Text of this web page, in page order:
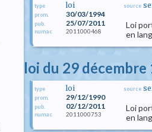
type loi
prom. 30/03/1994
pub. 25/07/2011
numac 2011000468
source
Loi
en
loi du 29 décembre
type loi
prom. 29/12/1990
pub. 02/12/2011
numac 2011000753
source
Loi
en